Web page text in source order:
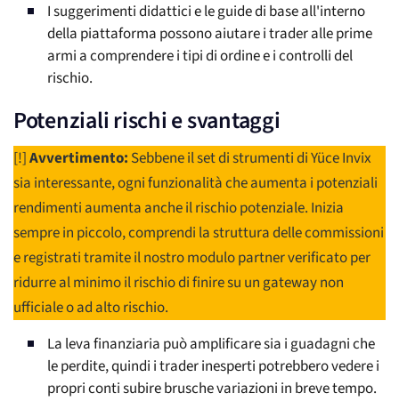
I suggerimenti didattici e le guide di base all'interno
della piattaforma possono aiutare i trader alle prime
armi a comprendere i tipi di ordine e i controlli del
rischio.
Potenziali rischi e svantaggi
[!]Avvertimento: Sebbene il set di strumenti di Yüce Invix
sia interessante, ogni funzionalità che aumenta i potenziali
rendimenti aumenta anche il rischio potenziale. Inizia
sempre in piccolo, comprendi la struttura delle commissioni
e registrati tramite il nostro modulo partner verificato per
ridurre al minimo il rischio di finire su un gateway non
ufficiale o ad alto rischio.
La leva finanziaria può amplificare sia i guadagni che
le perdite, quindi i trader inesperti potrebbero vedere i
propri conti subire brusche variazioni in breve tempo.